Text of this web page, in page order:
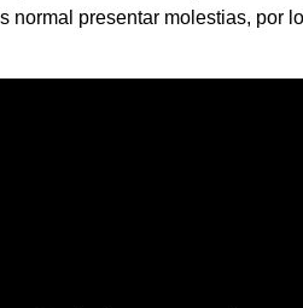
presentar molestias, por